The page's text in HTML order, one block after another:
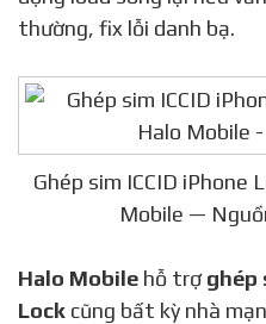
thường, fix lỗi danh bạ.
Ghép sim ICCID iPhone
Mobile —
Halo Mobile hỗ trợghép
Lock cũng bất kỳ nhà